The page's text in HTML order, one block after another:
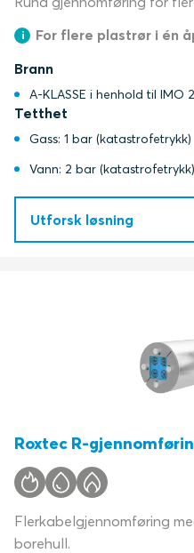
For flere plastrør i én
Brann
A-KLASSE i henhold til IMO
Tetthet
Gass: 1 bar (katastrofetrykk)
Vann: 2 bar (katastrofetrykk)
Utforsk løsning
Roxtec R-
Flerkabelgjennomføring
borehull.